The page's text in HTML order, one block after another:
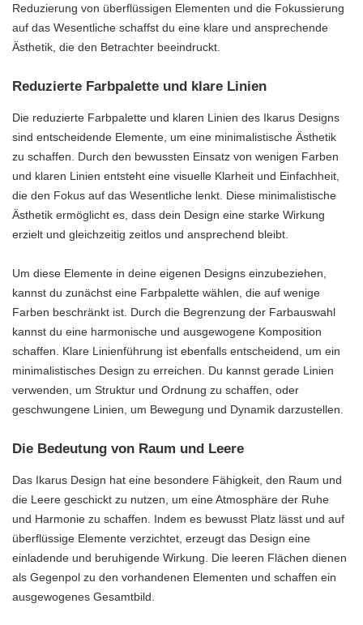
Reduzierung von überflüssigen Elementen und die Fokussierung
auf das Wesentliche schaffst du eine klare und ansprechende
Ästhetik, die den Betrachter beeindruckt.
Reduzierte Farbpalette und klare Linien
Die reduzierte Farbpalette und klaren Linien des Ikarus Designs
sind entscheidende Elemente, um eine minimalistische Ästhetik
zu schaffen. Durch den bewussten Einsatz von wenigen Farben
und klaren Linien entsteht eine visuelle Klarheit und Einfachheit,
die den Fokus auf das Wesentliche lenkt. Diese minimalistische
Ästhetik ermöglicht es, dass dein Design eine starke Wirkung
erzielt und gleichzeitig zeitlos und ansprechend bleibt.
Um diese Elemente in deine eigenen Designs einzubeziehen,
kannst du zunächst eine Farbpalette wählen, die auf wenige
Farben beschränkt ist. Durch die Begrenzung der Farbauswahl
kannst du eine harmonische und ausgewogene Komposition
schaffen. Klare Linienführung ist ebenfalls entscheidend, um ein
minimalistisches Design zu erreichen. Du kannst gerade Linien
verwenden, um Struktur und Ordnung zu schaffen, oder
geschwungene Linien, um Bewegung und Dynamik darzustellen.
Die Bedeutung von Raum und Leere
Das Ikarus Design hat eine besondere Fähigkeit, den Raum und
die Leere geschickt zu nutzen, um eine Atmosphäre der Ruhe
und Harmonie zu schaffen. Indem es bewusst Platz lässt und auf
überflüssige Elemente verzichtet, erzeugt das Design eine
einladende und beruhigende Wirkung. Die leeren Flächen dienen
als Gegenpol zu den vorhandenen Elementen und schaffen ein
ausgewogenes Gesamtbild.